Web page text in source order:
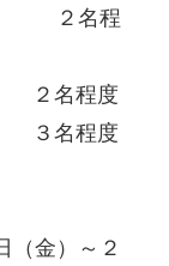
２名程
２名程度
３名程度
（金）～２